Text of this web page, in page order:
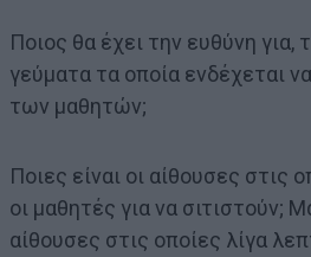
Ποιος θα έχει την ευθύνη για,
γεύματα τα οποία ενδέχεται
των μαθητών;
Ποιες είναι οι αίθουσες στις
οι μαθητές για να σιτιστούν;
αίθουσες στις οποίες λίγα